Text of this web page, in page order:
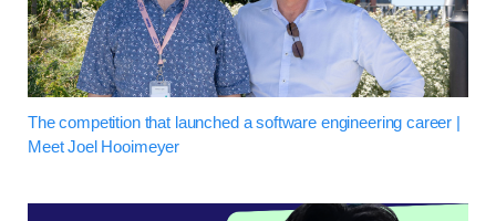
The competition that launched a software engineering career |
Meet Joel Hooimeyer